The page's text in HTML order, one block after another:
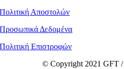
Πολιτική Αποστολών
Προσωπικά Δεδομένα
Πολιτική Επιστροφών
© Copyright 2021 GFT /